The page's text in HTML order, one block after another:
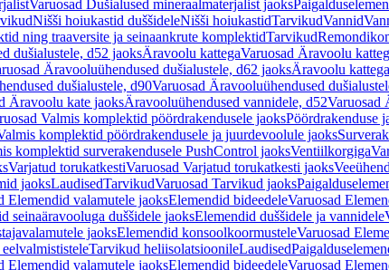
Varuosad Dušialused mineraalmaterjalist jaoks
Nišši hoiukastid duššideleNišši hoiukastidTarvikudVannid
ning traaversite ja seinaankrute komplektidTarvikud
dušialustele, d52 jaoksÄravoolu kattegaVaruosad Äravoolu
Äravooluühendused dušialustele, d62 jaoksÄravoolu kattega
dušialustele, d90Varuosad Äravooluühendused
Äravoolu kate jaoksÄravooluühendused vannidele, d52Varuosad
Valmis komplektid pöördrakendusele jaoksPöördrakenduse
komplektid pöördrakendusele ja juurdevoolule jaoks
komplektid surverakendusele PushControl jaoksVentiilkorgiga
Varjatud torukatkestiVaruosad Varjatud torukatkesti jaoks
jaoksLaudisedTarvikudVaruosad Tarvikud jaoks
Elemendid valamutele jaoksElemendid bideedeleVaruosad
seinaäravooluga duššidele jaoksElemendid duššidele ja vannidele
jaoksElemendid konsoolkoormusteleVaruosad
Tarvikud heliisolatsioonileLaudised
Elemendid valamutele jaoksElemendid bideedeleVaruosad